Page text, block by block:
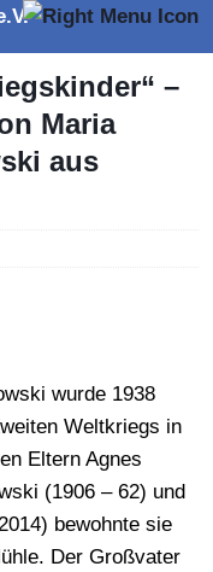
–
Maria
aus
wurde 1938
Weltkriegs in
Eltern Agnes
(1906 – 62) und
bewohnte sie
Der Großvater